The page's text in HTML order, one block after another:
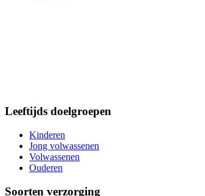
Leeftijds doelgroepen
Kinderen
Jong volwassenen
Volwassenen
Ouderen
Soorten verzorging